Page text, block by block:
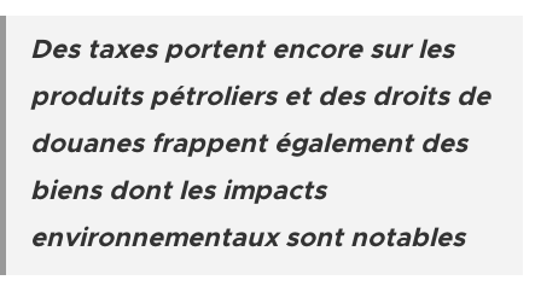
Des taxes portent encore sur les
produits pétroliers et des droits de
douanes frappent également des
biens dont les impacts
environnementaux sont notables